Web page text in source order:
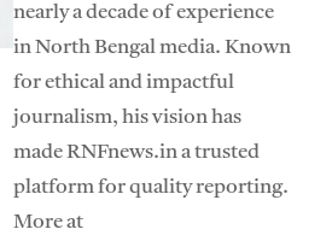
nearly a decade of experience
in North Bengal media. Known
for ethical and impactful
journalism, his vision has
made RNFnews.in a trusted
platform for quality reporting.
More at